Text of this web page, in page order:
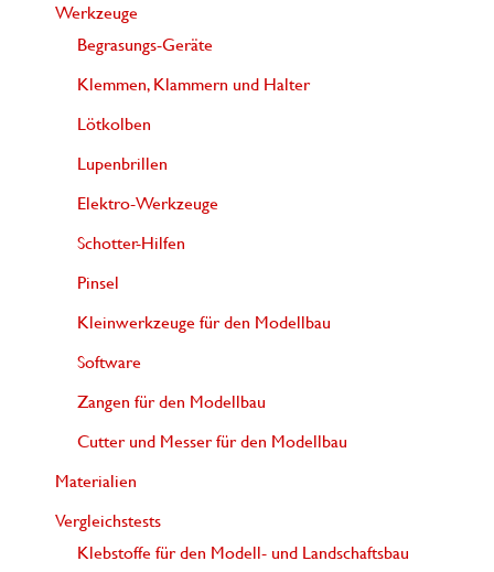
Werkzeuge
Begrasungs-Geräte
Klemmen, Klammern und Halter
Lötkolben
Lupenbrillen
Elektro-Werkzeuge
Schotter-Hilfen
Pinsel
Kleinwerkzeuge für den Modellbau
Software
Zangen für den Modellbau
Cutter und Messer für den Modellbau
Materialien
Vergleichstests
Klebstoffe für den Modell- und Landschaftsbau